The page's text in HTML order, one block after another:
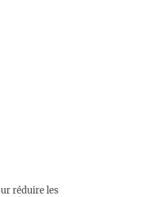
réduire les